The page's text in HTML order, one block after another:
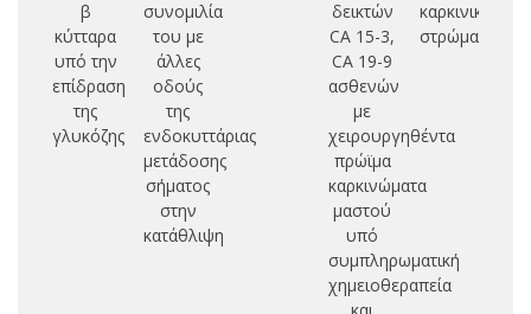
β
κύτταρα
υπό την
επίδραση
της
γλυκόζης
συνομιλία
του με
άλλες
οδούς
της
ενδοκυττάριας
μετάδοσης
σήματος
στην
κατάθλιψη
δεικτών
CA 15-3,
CA 19-9
ασθενών
με
χειρουργηθέντα
πρώϊμα
καρκινώματα
μαστού
υπό
συμπληρωματική
χημειοθεραπεία
καρκινικού
στρώματος